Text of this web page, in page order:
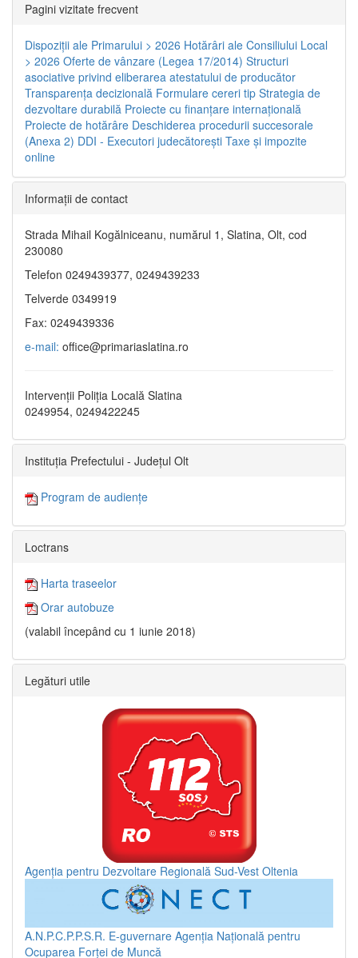
Pagini vizitate frecvent
Dispoziţii ale Primarului > 2026 Hotărâri ale Consiliului Local
> 2026 Oferte de vânzare (Legea 17/2014) Structuri
asociative privind eliberarea atestatului de producător
Transparenţa decizională Formulare cereri tip Strategia de
dezvoltare durabilă Proiecte cu finanţare internaţională
Proiecte de hotărâre Deschiderea procedurii succesorale
(Anexa 2) DDI - Executori judecătorești Taxe şi impozite
online
Informaţii de contact
Strada Mihail Kogălniceanu, numărul 1, Slatina, Olt, cod
230080
Telefon 0249439377, 0249439233
Telverde 0349919
Fax: 0249439336
e-mail: office@primariaslatina.ro
Intervenții Poliția Locală Slatina
0249954, 0249422245
Instituția Prefectului - Județul Olt
Program de audiențe
Loctrans
Harta traseelor
Orar autobuze
(valabil începând cu 1 iunie 2018)
Legături utile
Agenția pentru Dezvoltare Regională Sud-Vest Oltenia
A.N.P.C.P.P.S.R. E-guvernare Agenția Națională pentru
Ocuparea Forței de Muncă